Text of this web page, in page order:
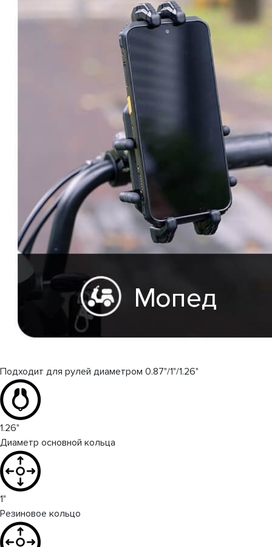
Подходит для рулей диаметром 0.87"/1"/1.26"
1.26"
Диаметр основной кольца
1"
Резиновое кольцо